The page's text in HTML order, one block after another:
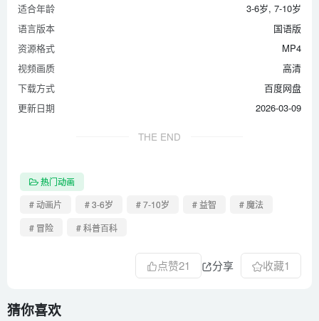
适合年龄
3-6岁, 7-10岁
语言版本
国语版
资源格式
MP4
视频画质
高清
下载方式
百度网盘
更新日期
2026-03-09
THE END
热门动画
# 动画片
# 3-6岁 # 7-10岁 # 益智
# 魔法
# 冒险
# 科普百科
点赞21 分享 收藏1
猜你喜欢